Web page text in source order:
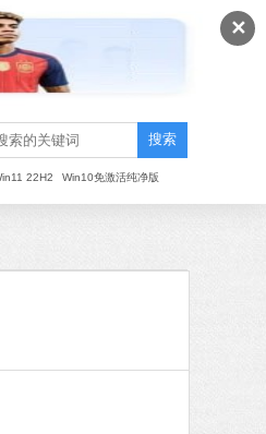
✕
搜索
22H2 Win10免激活纯净版